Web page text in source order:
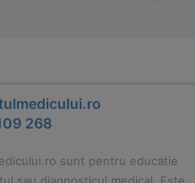
268
sunt pentru educatie